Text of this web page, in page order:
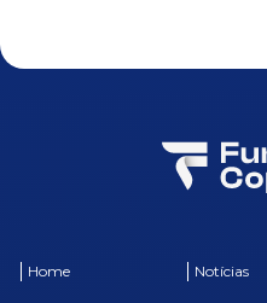
Home Notícias